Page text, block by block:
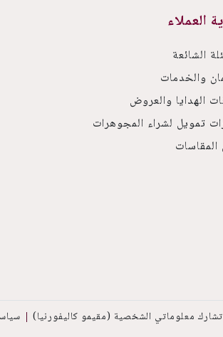
العملاء
الشائعة
والخدمات
الهدايا والعروض
تمويل لشراء المجوهرات
المقاسات
تشارك معلوماتي الشخصية (مقيمو كاليفورنيا)